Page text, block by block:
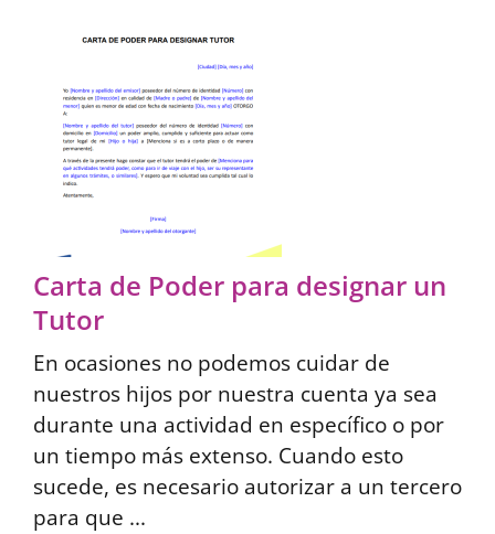
Carta de Poder para designar un
Tutor
En ocasiones no podemos cuidar de
nuestros hijos por nuestra cuenta ya sea
durante una actividad en específico o por
un tiempo más extenso. Cuando esto
sucede, es necesario autorizar a un tercero
para que ...